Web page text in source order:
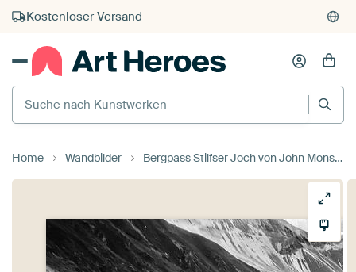
Kostenloser Versand
Kauf auf Rechnung
Individueller Druck auf Bestellung
Suche nach Kunstwerken
Home Wandbilder Bergpass Stilfser Joch von John Monster